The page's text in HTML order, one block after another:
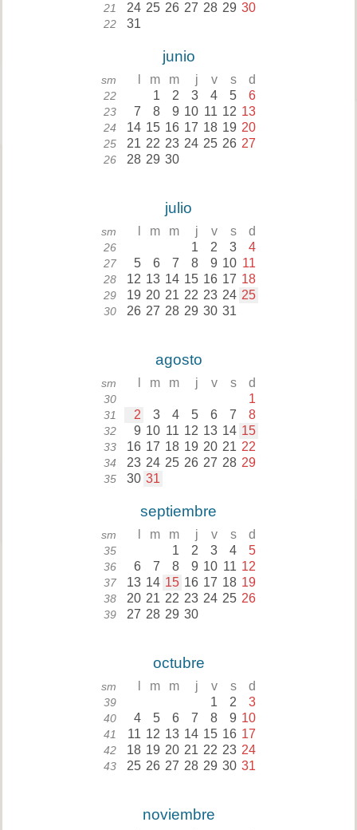
21 24 25 26 27 28 29 30
22 31
junio
sm m m j v s d
22 1 2 3 4 5 6
23 7 8 9 10 11 12 13
24 14 15 16 17 18 19 20
25 21 22 23 24 25 26 27
26 28 29 30
julio
sm m m j v s d
26 1 2 3 4
27 5 6 7 8 9 10 11
28 12 13 14 15 16 17 18
29 19 20 21 22 23 24 25
30 26 27 28 29 30 31
agosto
sm m m j v s d
30 1
31 2 3 4 5 6 7 8
32 9 10 11 12 13 14 15
33 16 17 18 19 20 21 22
34 23 24 25 26 27 28 29
35 30 31
septiembre
sm m m j v s d
35 1 2 3 4 5
36 6 7 8 9 10 11 12
37 13 14 15 16 17 18 19
38 20 21 22 23 24 25 26
39 27 28 29 30
octubre
sm m m j v s d
39 1 2 3
40 4 5 6 7 8 9 10
41 11 12 13 14 15 16 17
42 18 19 20 21 22 23 24
43 25 26 27 28 29 30 31
noviembre